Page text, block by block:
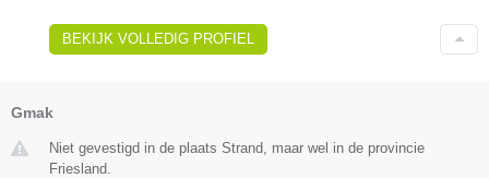
BEKIJK VOLLEDIG PROFIEL
Gmak
Niet gevestigd in de plaats Strand, maar wel in de provincie
Friesland.